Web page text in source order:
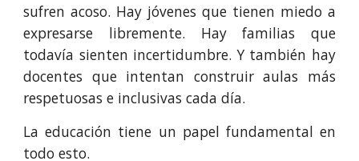
sufren acoso. Hay jóvenes que tienen miedo a
expresarse libremente. Hay familias que
todavía sienten incertidumbre. Y también hay
docentes que intentan construir aulas más
respetuosas e inclusivas cada día.
La educación tiene un papel fundamental en
todo esto.